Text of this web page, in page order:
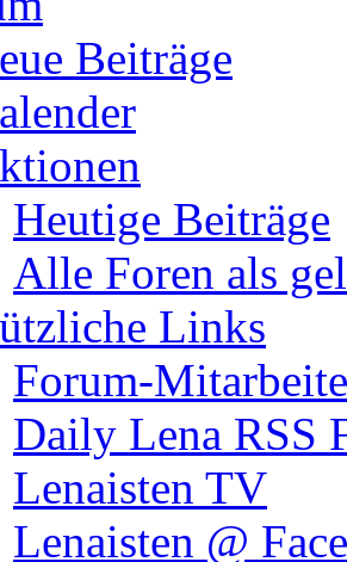
Beiträge
Heutige Beiträge
Alle Foren als
Links
Forum-
Daily Lena RSS
Lenaisten TV
Lenaisten @